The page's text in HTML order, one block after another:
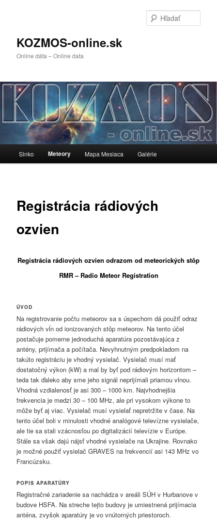
KOZMOS-online.sk
Online dáta – Online data
Slnko Meteory Mapa Mesiaca Galérie
Registrácia rádiových
ozvien
Registrácia rádiových ozvien odrazom od meteorických stôp
RMR – Radio Meteor Registration
ÚVOD
Na registrovanie počtu meteorov sa s úspechom dá použiť odraz
rádiových vĺn od ionizovaných stôp meteorov. Na tento účel
postačuje pomerne jednoduchá aparatúra pozostávajúca z
antény, prijímača a počítača. Nevyhnutným predpokladom na
takúto registráciu je vhodný vysielač. Vysielač musí mať
dostatočný výkon (kW) a mal by byť pod rádiovým horizontom –
teda tak ďaleko aby sme jeho signál neprijímali priamou vlnou.
Vhodná vzdialenosť je asi 300 – 1000 km. Najvhodnejšia
frekvencia je medzi 30 – 100 MHz, ale pri vysokom výkone to
môže byť aj viac. Vysielač musí vysielať nepretržite v čase. Na
tento účel boli v minulosti vhodné analógové televízne vysielače,
ale tie sa stali vzácnosťou po digitalizácií televízie v Európe.
Stále sa však dajú nájsť vhodné vysielače na Ukrajine. Rovnako
je možné použiť vysielač GRAVES na frekvencií asi 143 MHz vo
Francúzsku.
POPIS APARATÚRY
Registračné zariadenie sa nachádza v areáli SÚH v Hurbanove v
budove HSFA. Na streche tejto budovy je umiestnená prijímacia
anténa, zvyšok aparatúry je vo vnútorných priestoroch.